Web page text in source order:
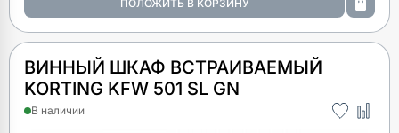
ВИННЫЙ ШКАФ ВСТРАИВАЕМЫЙ
KORTING KFW 501 SL GN
В наличии